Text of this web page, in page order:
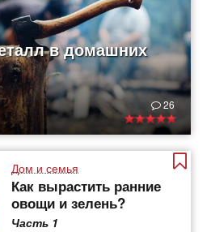
в домашних
26
Дом и семья
Как вырастить ранние
овощи и зелень?
Часть 1